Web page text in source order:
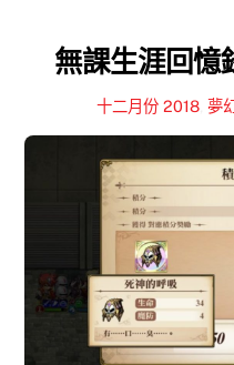
無課生涯回憶
十二月份 2018, 夢